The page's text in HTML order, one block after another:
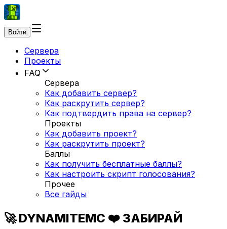
Войти
Сервера
Проекты
FAQ
Сервера
Как добавить сервер?
Как раскрутить сервер?
Как подтвердить права на сервер?
Проекты
Как добавить проект?
Как раскрутить проект?
Баллы
Как получить бесплатные баллы?
Как настроить скрипт голосования?
Прочее
Все гайды
🚀 DYNAMITEMC ❤️ ЗАБИРАЙ